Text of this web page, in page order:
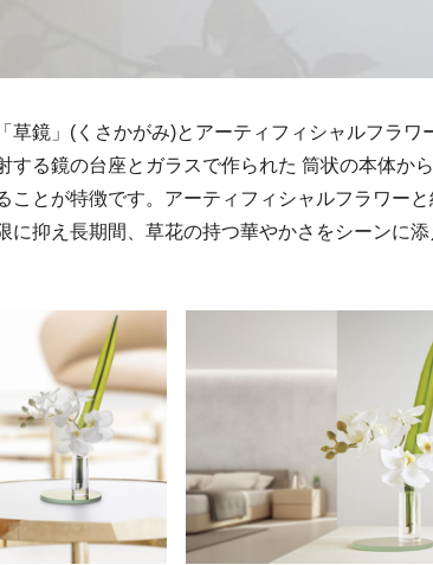
草鏡」(くさかがみ)とアーティフィシャルフラワ
する鏡の台座とガラスで作られた 筒状の本体か
ことが特徴です。アーティフィシャルフラワーと
に抑え長期間、草花の持つ華やかさをシーンに